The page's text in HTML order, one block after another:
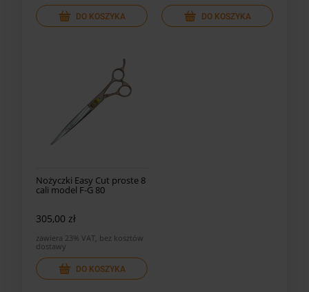
DO KOSZYKA DO KOSZYKA
Nożyczki Easy Cut proste 8
cali model F-G 80
305,00 zł
zawiera 23% VAT, bez kosztów
dostawy
DO KOSZYKA